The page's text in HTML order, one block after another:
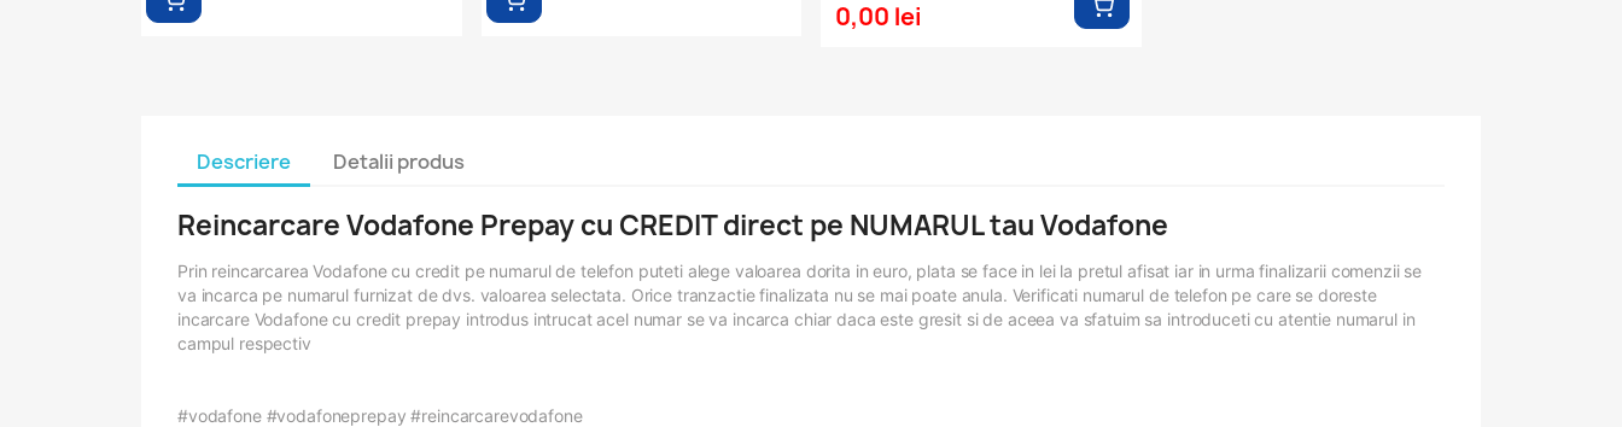
0,00 lei
Descriere Detalii produs
Reincarcare Vodafone Prepay cu CREDIT direct pe NUMARUL tau Vodafone
Prin reincarcarea Vodafone cu credit pe numarul de telefon puteti alege valoarea dorita in euro, plata se face in lei la pretul afisat iar in urma finalizarii comenzii se
va incarca pe numarul furnizat de dvs. valoarea selectata. Orice tranzactie finalizata nu se mai poate anula. Verificati numarul de telefon pe care se doreste
incarcare Vodafone cu credit prepay introdus intrucat acel numar se va incarca chiar daca este gresit si de aceea va sfatuim sa introduceti cu atentie numarul in
campul respectiv
#vodafone #vodafoneprepay #reincarcarevodafone